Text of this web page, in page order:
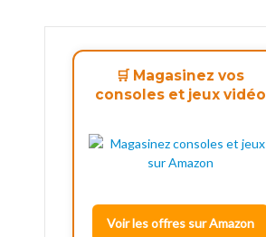
🛒 Magasinez vos
consoles et jeux vidéo
Voir les offres sur Amazon